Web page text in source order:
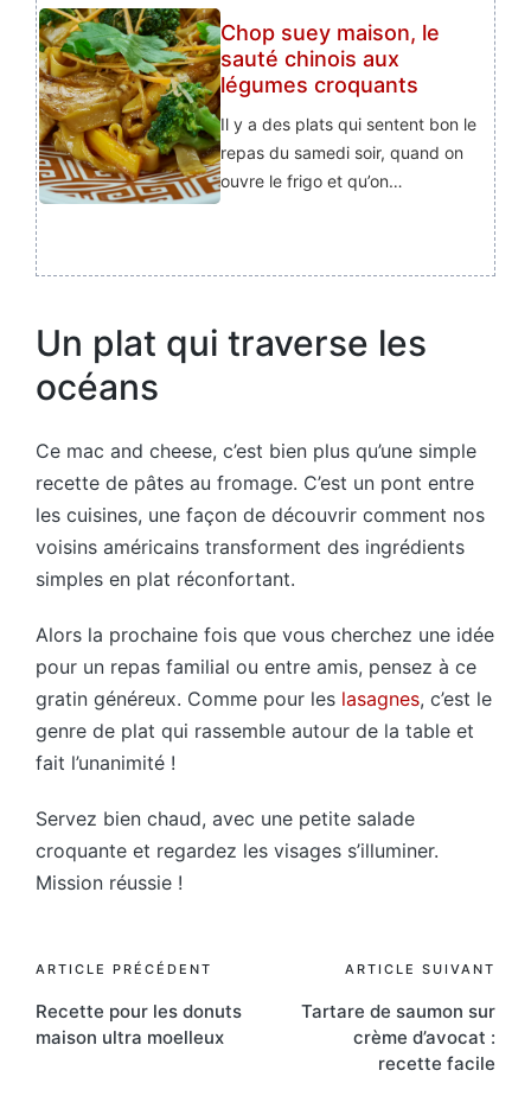
Chop suey maison, le
sauté chinois aux
légumes croquants
Il y a des plats qui sentent bon le
repas du samedi soir, quand on
ouvre le frigo et qu’on…
Un plat qui traverse les
océans
Ce mac and cheese, c’est bien plus qu’une simple
recette de pâtes au fromage. C’est un pont entre
les cuisines, une façon de découvrir comment nos
voisins américains transforment des ingrédients
simples en plat réconfortant.
Alors la prochaine fois que vous cherchez une idée
pour un repas familial ou entre amis, pensez à ce
gratin généreux. Comme pour les lasagnes, c’est le
genre de plat qui rassemble autour de la table et
fait l’unanimité !
Servez bien chaud, avec une petite salade
croquante et regardez les visages s’illuminer.
Mission réussie !
Post
navigation
ARTICLE PRÉCÉDENT
Recette pour les donuts
maison ultra moelleux
ARTICLE SUIVANT
Tartare de saumon sur
crème d’avocat :
recette facile